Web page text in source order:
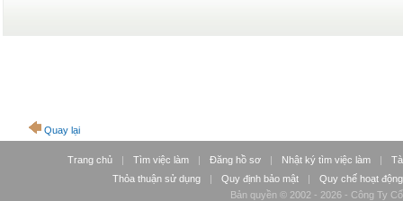
Quay lại
Trang chủ | Tìm việc làm | Đăng hồ sơ | Nhật ký tìm việc làm |
Thỏa thuận sử dụng
| Quy định bảo mật |
Quy chế hoạt động
Bản quyền © 2002 - 2026 - Công Ty